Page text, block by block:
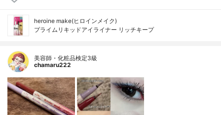
heroine make(ヒロインメイク)
プライムリキッドアイライナー リッチキープ
美容師・化粧品検定3級
chamaru222